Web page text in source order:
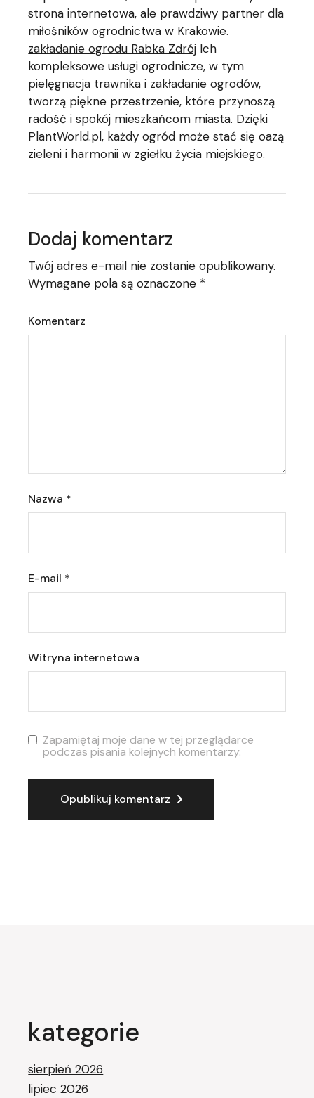
strona internetowa, ale prawdziwy partner dla
miłośników ogrodnictwa w Krakowie.
zakładanie ogrodu Rabka Zdrój Ich
kompleksowe usługi ogrodnicze, w tym
pielęgnacja trawnika i zakładanie ogrodów,
tworzą piękne przestrzenie, które przynoszą
radość i spokój mieszkańcom miasta. Dzięki
PlantWorld.pl, każdy ogród może stać się oazą
zieleni i harmonii w zgiełku życia miejskiego.
Dodaj komentarz
Twój adres e-mail nie zostanie opublikowany.
Wymagane pola są oznaczone *
Komentarz
Nazwa *
E-mail *
Witryna internetowa
Zapamiętaj moje dane w tej przeglądarce
podczas pisania kolejnych komentarzy.
Opublikuj komentarz
kategorie
sierpień 2026
lipiec 2026